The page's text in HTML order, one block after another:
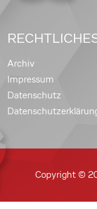
Archiv
Impressum
Datenschutz
Copyright ©